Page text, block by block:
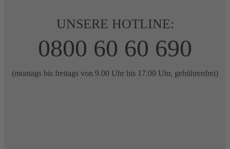
UNSERE HOTLINE:
0800 60 60 690
(montags bis freitags von 9.00 Uhr bis 17.00 Uhr, gebührenfrei)